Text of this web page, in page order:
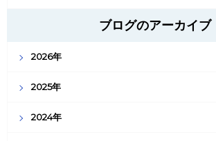
ブログのアーカイブ
2026年
2025年
2024年